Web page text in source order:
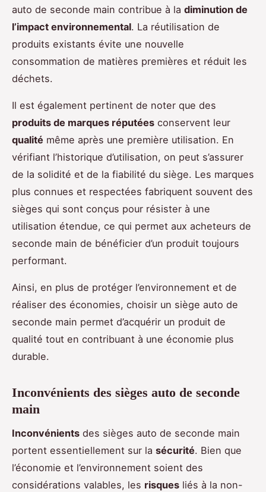
auto de seconde main contribue à la diminution de
l’impact environnemental. La réutilisation de
produits existants évite une nouvelle
consommation de matières premières et réduit les
déchets.
Il est également pertinent de noter que des
produits de marques réputées conservent leur
qualité même après une première utilisation. En
vérifiant l’historique d’utilisation, on peut s’assurer
de la solidité et de la fiabilité du siège. Les marques
plus connues et respectées fabriquent souvent des
sièges qui sont conçus pour résister à une
utilisation étendue, ce qui permet aux acheteurs de
seconde main de bénéficier d’un produit toujours
performant.
Ainsi, en plus de protéger l’environnement et de
réaliser des économies, choisir un siège auto de
seconde main permet d’acquérir un produit de
qualité tout en contribuant à une économie plus
durable.
Inconvénients des sièges auto de seconde
main
Inconvénients des sièges auto de seconde main
portent essentiellement sur la sécurité. Bien que
l’économie et l’environnement soient des
considérations valables, les risques liés à la non-